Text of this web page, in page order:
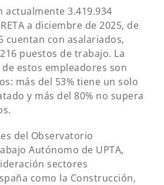
actualmente 3.419.934
a diciembre de 2025, de
cuentan con asalariados,
puestos de trabajo. La
estos empleadores son
más del 53% tiene un solo
y más del 80% no supera
del Observatorio
Autónomo de UPTA,
sectores
como la Construcción,